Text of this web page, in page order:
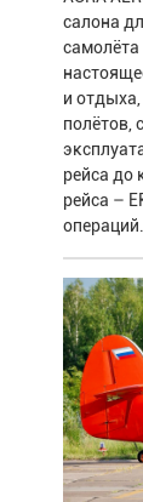
салона
самолёта
и
полётов,
рейса до
рейса –
операций.